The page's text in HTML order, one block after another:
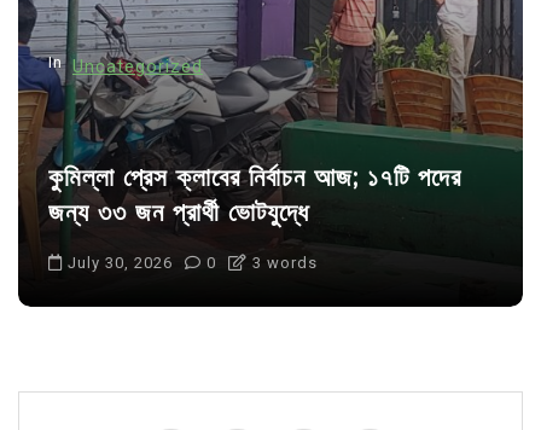
n
In Uncategorized
কুমিল্লা প্রেস ক্লাবের নির্বাচন আজ; ১৭টি পদের
জন্য ৩৩ জন প্রার্থী ভোটযুদ্ধে
July 30, 2026 0 3 words